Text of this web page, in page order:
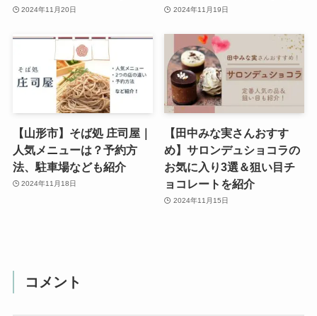
2024年11月20日 2024年11月19日
【山形市】そば処 庄司屋｜
人気メニューは？予約方
法、駐車場なども紹介
2024年11月18日
【田中みな実さんおすす
め】サロンデュショコラの
お気に入り3選＆狙い目チ
ョコレートを紹介
2024年11月15日
コメント